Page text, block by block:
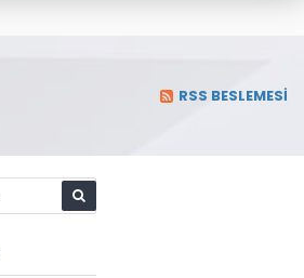
RSS BESLEMESI